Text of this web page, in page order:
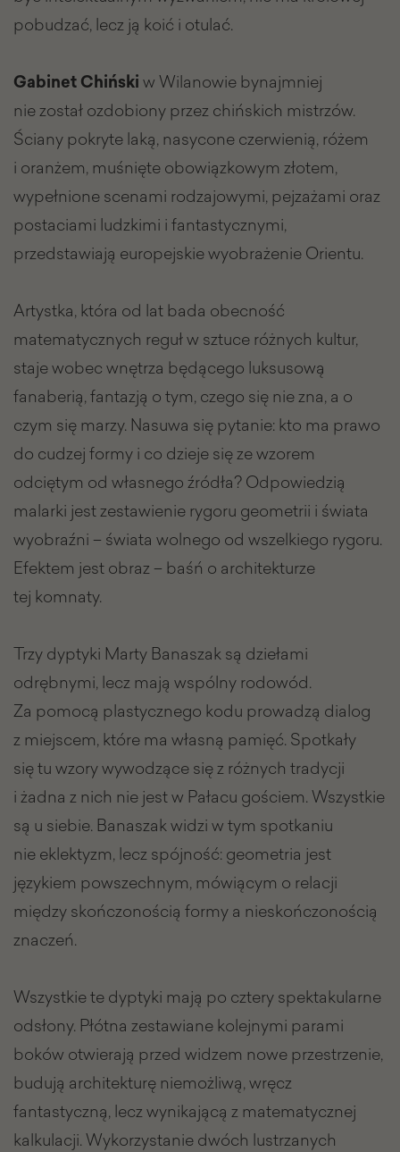
pobudzać, lecz ją koić i otulać.
Gabinet Chińskiw Wilanowie bynajmniej
nie został ozdobiony przez chińskich mistrzów.
Ściany pokryte laką, nasycone czerwienią, różem
i oranżem, muśnięte obowiązkowym złotem,
wypełnione scenami rodzajowymi, pejzażami oraz
postaciami ludzkimi i fantastycznymi,
przedstawiają europejskie wyobrażenie Orientu.
Artystka, która od lat bada obecność
matematycznych reguł w sztuce różnych kultur,
staje wobec wnętrza będącego luksusową
fanaberią, fantazją o tym, czego się nie zna, a o
czym się marzy. Nasuwa się pytanie: kto ma prawo
do cudzej formy i co dzieje się ze wzorem
odciętym od własnego źródła? Odpowiedzią
malarki jest zestawienie rygoru geometrii i świata
wyobraźni – świata wolnego od wszelkiego rygoru.
Efektem jest obraz – baśń o architekturze
tej komnaty.
Trzy dyptyki Marty Banaszak są dziełami
odrębnymi, lecz mają wspólny rodowód.
Za pomocą plastycznego kodu prowadzą dialog
z miejscem, które ma własną pamięć. Spotkały
się tu wzory wywodzące się z różnych tradycji
i żadna z nich nie jest w Pałacu gościem. Wszystkie
są u siebie. Banaszak widzi w tym spotkaniu
nie eklektyzm, lecz spójność: geometria jest
językiem powszechnym, mówiącym o relacji
między skończonością formy a nieskończonością
znaczeń.
Wszystkie te dyptyki mają po cztery spektakularne
odsłony. Płótna zestawiane kolejnymi parami
boków otwierają przed widzem nowe przestrzenie,
budują architekturę niemożliwą, wręcz
fantastyczną, lecz wynikającą z matematycznej
kalkulacji. Wykorzystanie dwóch lustrzanych